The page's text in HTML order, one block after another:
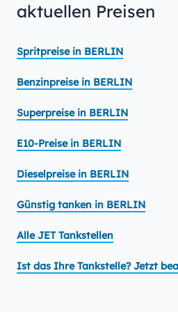
aktuellen Preisen
Spritpreise in BERLIN
Benzinpreise in BERLIN
Superpreise in BERLIN
E10-Preise in BERLIN
Dieselpreise in BERLIN
Günstig tanken in BERLIN
Alle JET Tankstellen
Ist das Ihre Tankstelle? Jetzt